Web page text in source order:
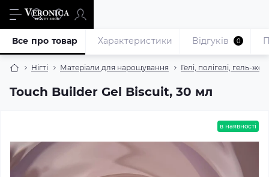
Нігті Матеріали для нарощування Гелі, полігелі, гель-
Touch Builder Gel Biscuit, 30 мл
Все про товар Характеристики Відгуків 0
в наявності